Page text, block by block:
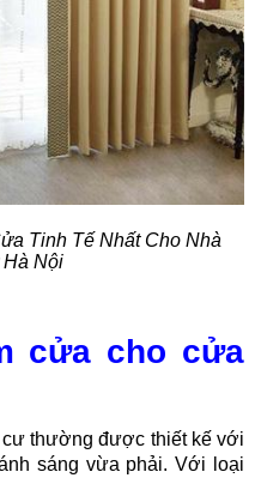
Tinh Tế Nhất Cho Nhà
Nội
cửa cho cửa
thường được thiết kế với
sáng vừa phải. Với loại